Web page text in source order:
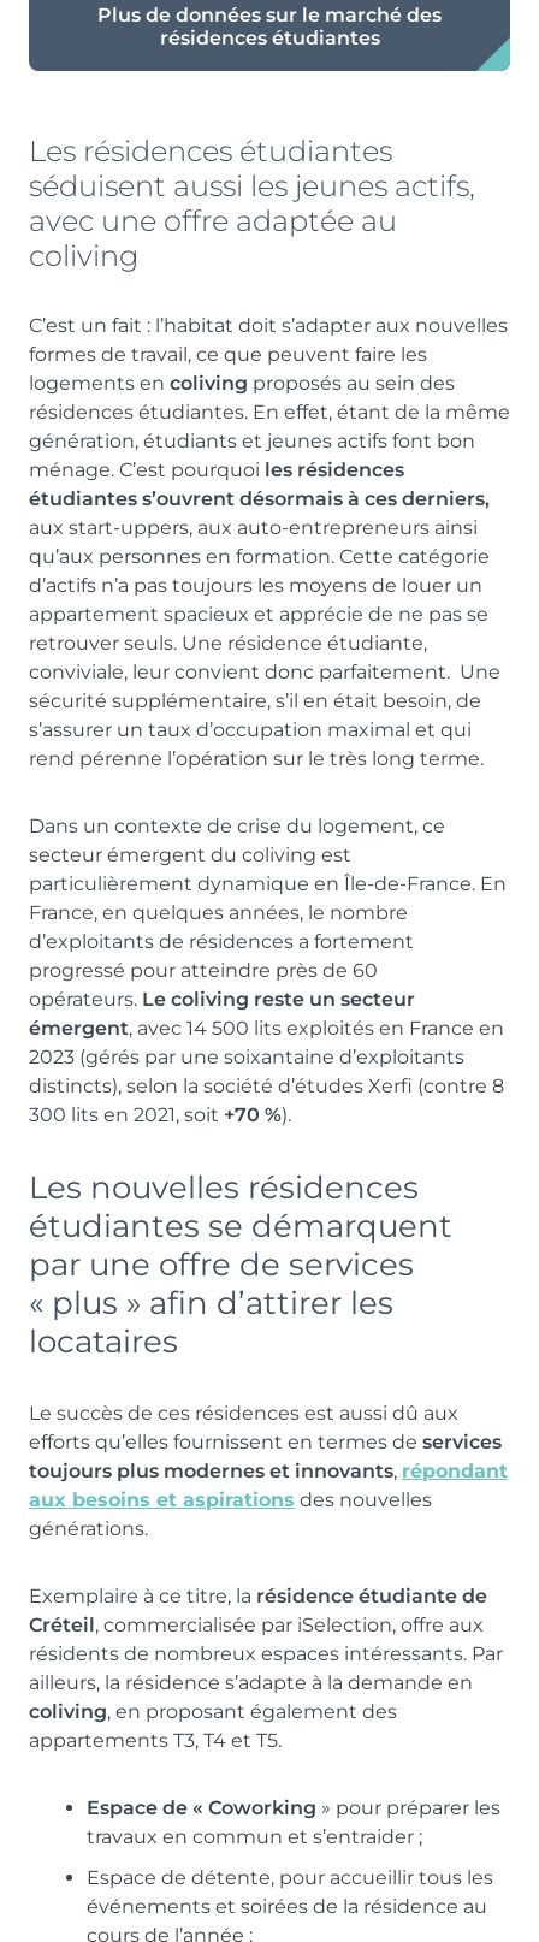
Plus de données sur le marché des
résidences étudiantes
Les résidences étudiantes
séduisent aussi les jeunes actifs,
avec une offre adaptée au
coliving
C’est un fait : l’habitat doit s’adapter aux nouvelles
formes de travail, ce que peuvent faire les
logements en coliving proposés au sein des
résidences étudiantes. En effet, étant de la même
génération, étudiants et jeunes actifs font bon
ménage. C’est pourquoi les résidences
étudiantes s’ouvrent désormais à ces derniers,
aux start-uppers, aux auto-entrepreneurs ainsi
qu’aux personnes en formation. Cette catégorie
d’actifs n’a pas toujours les moyens de louer un
appartement spacieux et apprécie de ne pas se
retrouver seuls. Une résidence étudiante,
conviviale, leur convient donc parfaitement. Une
sécurité supplémentaire, s’il en était besoin, de
s’assurer un taux d’occupation maximal et qui
rend pérenne l’opération sur le très long terme.
Dans un contexte de crise du logement, ce
secteur émergent du coliving est
particulièrement dynamique en Île-de-France. En
France, en quelques années, le nombre
d’exploitants de résidences a fortement
progressé pour atteindre près de 60
opérateurs. Le coliving reste un secteur
émergent, avec 14 500 lits exploités en France en
2023 (gérés par une soixantaine d’exploitants
distincts), selon la société d’études Xerfi (contre 8
300 lits en 2021, soit +70 %).
Les nouvelles résidences
étudiantes se démarquent
par une offre de services
« plus » afin d’attirer les
locataires
Le succès de ces résidences est aussi dû aux
efforts qu’elles fournissent en termes de services
toujours plus modernes et innovants, répondant
aux besoins et aspirations des nouvelles
générations.
Exemplaire à ce titre, la résidence étudiante de
Créteil, commercialisée par iSelection, offre aux
résidents de nombreux espaces intéressants. Par
ailleurs, la résidence s’adapte à la demande en
coliving, en proposant également des
appartements T3, T4 et T5.
Espace de « Coworking » pour préparer les
travaux en commun et s’entraider ;
Espace de détente, pour accueillir tous les
événements et soirées de la résidence au
cours de l’année ;